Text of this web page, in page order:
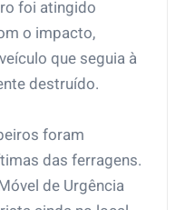
foi atingido
o impacto,
que seguia à
destruído.
foram
das ferragens.
de Urgência